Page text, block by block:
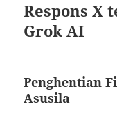
Respons X
Grok AI
Penghentian
Asusila